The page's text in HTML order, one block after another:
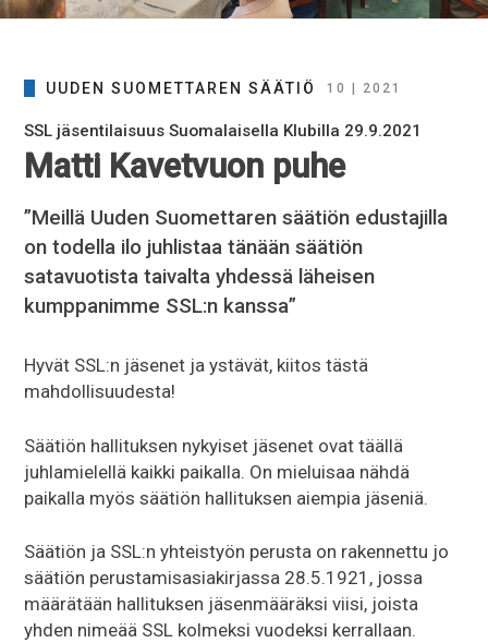
UUDEN SUOMETTAREN SÄÄTIÖ 10 | 2021
SSL jäsentilaisuus Suomalaisella Klubilla 29.9.2021
Matti Kavetvuon puhe
”Meillä Uuden Suomettaren säätiön edustajilla
on todella ilo juhlistaa tänään säätiön
satavuotista taivalta yhdessä läheisen
kumppanimme SSL:n kanssa”
Hyvät SSL:n jäsenet ja ystävät, kiitos tästä
mahdollisuudesta!
Säätiön hallituksen nykyiset jäsenet ovat täällä
juhlamielellä kaikki paikalla. On mieluisaa nähdä
paikalla myös säätiön hallituksen aiempia jäseniä.
Säätiön ja SSL:n yhteistyön perusta on rakennettu jo
säätiön perustamisasiakirjassa 28.5.1921, jossa
määrätään hallituksen jäsenmääräksi viisi, joista
yhden nimeää SSL kolmeksi vuodeksi kerrallaan.